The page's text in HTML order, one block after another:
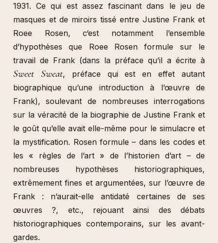
1931. Ce qui est assez fascinant dans le jeu de
masques et de miroirs tissé entre Justine Frank et
Roee Rosen, c‘est notamment l’ensemble
d’hypothèses que Roee Rosen formule sur le
travail de Frank (dans la préface qu’il a écrite à
Sweet Sweat, préface qui est en effet autant
biographique qu’une introduction à l’œuvre de
Frank), soulevant de nombreuses interrogations
sur la véracité de la biographie de Justine Frank et
le goût qu’elle avait elle-même pour le simulacre et
la mystification. Rosen formule – dans les codes et
les « règles de l’art » de l’historien d’art – de
nombreuses hypothèses historiographiques,
extrêmement fines et argumentées, sur l’œuvre de
Frank : n’aurait-elle antidaté certaines de ses
œuvres ?, etc., rejouant ainsi des débats
historiographiques contemporains, sur les avant-
gardes.